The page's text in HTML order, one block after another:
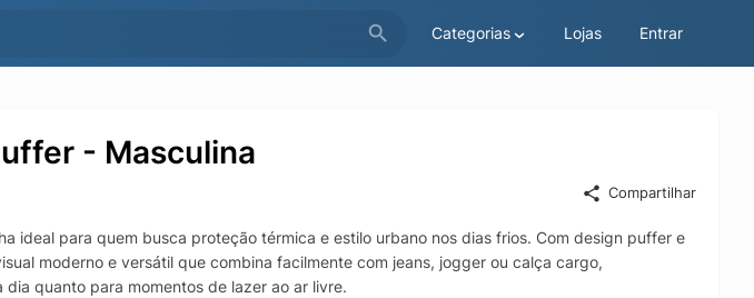
Categorias Lojas Entrar
- Masculina
Compartilhar
ideal para quem busca proteção térmica e estilo urbano nos dias frios. Com design puffer e
moderno e versátil que combina facilmente com jeans, jogger ou calça cargo,
quanto para momentos de lazer ao ar livre.